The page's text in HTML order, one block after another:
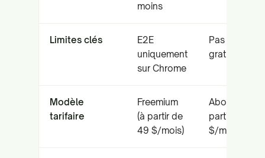
moins
Limites clés
E2E
uniquement
sur Chrome
Pas d’offre
gratuite
Modèle
tarifaire
Freemium
(à partir de
49 $/mois)
Abonnement
partir de 499
$/mois)